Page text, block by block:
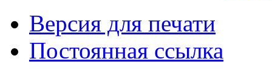
Версия для печати
Постоянная ссылка